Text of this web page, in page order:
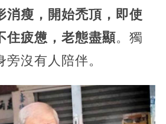
消瘦，開始禿頂，即使
住疲憊，老態盡顯。獨
沒有人陪伴。